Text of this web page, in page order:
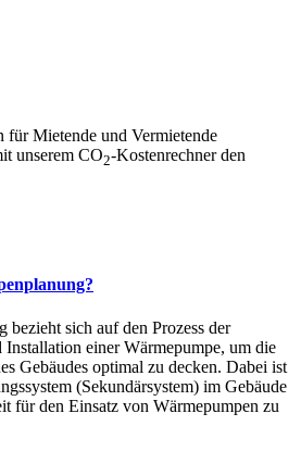
für Mietende und Vermietende
unserem CO2-Kostenrechner den
bezieht sich auf den Prozess der
einer Wärmepumpe, um die
Gebäudes optimal zu decken. Dabei ist
(Sekundärsystem) im Gebäude
für den Einsatz von Wärmepumpen zu